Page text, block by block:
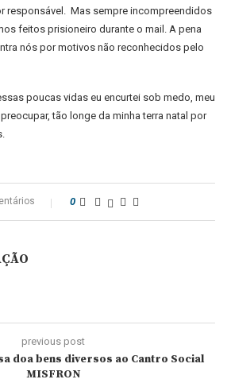
responsável. Mas sempre incompreendidos
feitos prisioneiro durante o mail. A pena
nós por motivos não reconhecidos pelo
poucas vidas eu encurtei sob medo, meu
tão longe da minha terra natal por
0
previous post
doa bens diversos ao Cantro Social
MISFRON